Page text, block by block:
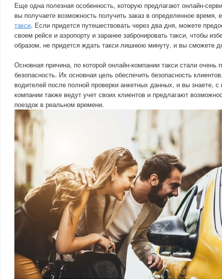
Еще одна полезная особенность, которую предлагают онлайн-
вы получаете возможность получить заказ в определенное время,
такси. Если придется путешествовать через два дня, можете
своем рейсе и аэропорту и заранее забронировать такси, чтобы
образом, не придется ждать такси лишнюю минуту, и вы сможете
Основная причина, по которой онлайн-компании такси стали очень
безопасность. Их основная цель обеспечить безопасность
водителей после полной проверки анкетных данных, и вы знаете, с
компании также ведут учет своих клиентов и предлагают
поездок в реальном времени.